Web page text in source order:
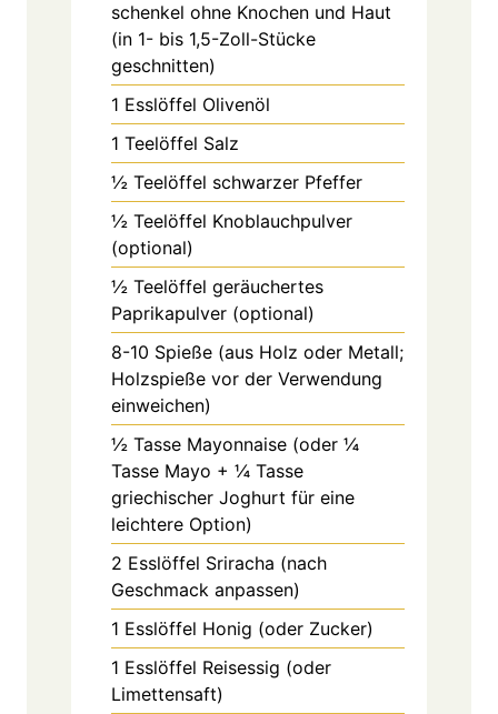
schenkel ohne Knochen und Haut
(in 1- bis 1,5-Zoll-Stücke
geschnitten)
1 Esslöffel Olivenöl
1 Teelöffel Salz
½ Teelöffel schwarzer Pfeffer
½ Teelöffel Knoblauchpulver
(optional)
½ Teelöffel geräuchertes
Paprikapulver (optional)
8-10 Spieße (aus Holz oder Metall;
Holzspieße vor der Verwendung
einweichen)
½ Tasse Mayonnaise (oder ¼
Tasse Mayo + ¼ Tasse
griechischer Joghurt für eine
leichtere Option)
2 Esslöffel Sriracha (nach
Geschmack anpassen)
1 Esslöffel Honig (oder Zucker)
1 Esslöffel Reisessig (oder
Limettensaft)